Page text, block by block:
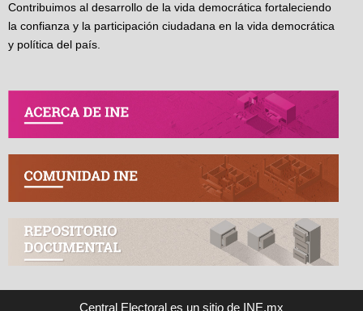
Contribuimos al desarrollo de la vida democrática fortaleciendo
la confianza y la participación ciudadana en la vida democrática
y política del país.
Central Electoral es un sitio de INE.mx